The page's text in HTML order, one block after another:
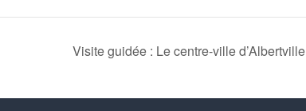
Visite guidée : Le centre-ville d’Albertville